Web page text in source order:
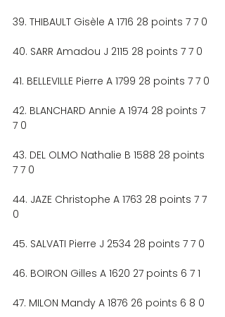
39. THIBAULT Gisèle A 1716 28 points 7 7 0
40. SARR Amadou J 2115 28 points 7 7 0
41. BELLEVILLE Pierre A 1799 28 points 7 7 0
42. BLANCHARD Annie A 1974 28 points 7
7 0
43. DEL OLMO Nathalie B 1588 28 points
7 7 0
44. JAZE Christophe A 1763 28 points 7 7
0
45. SALVATI Pierre J 2534 28 points 7 7 0
46. BOIRON Gilles A 1620 27 points 6 7 1
47. MILON Mandy A 1876 26 points 6 8 0